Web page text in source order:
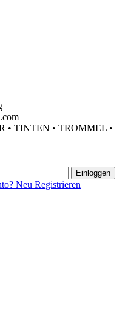
TINTEN • TROMMEL •
Neu Registrieren